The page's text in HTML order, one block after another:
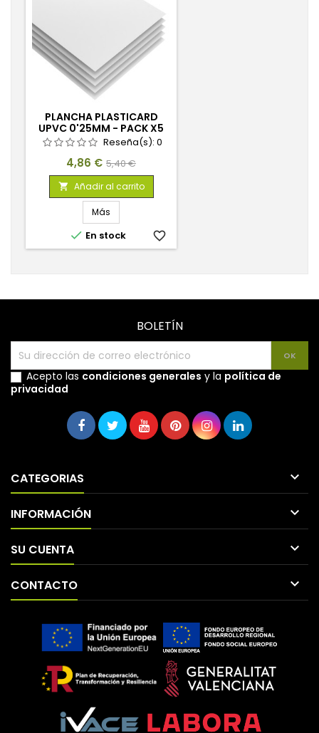
PLANCHA PLASTICARD
UPVC 0'25MM - PACK X5
Reseña(s): 0
Precio
4,86 € Precio
base
5,40 €
 Añadir al carrito
Más
 En stock favorite_border
BOLETÍN
Acepto las condiciones generales y la política de
privacidad
CATEGORIAS 
INFORMACIÓN 
SU CUENTA 
CONTACTO 